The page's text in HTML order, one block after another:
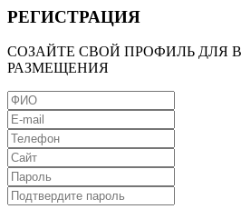
РЕГИСТРАЦИЯ
СОЗАЙТЕ СВОЙ ПРОФИЛЬ ДЛЯ
РАЗМЕЩЕНИЯ